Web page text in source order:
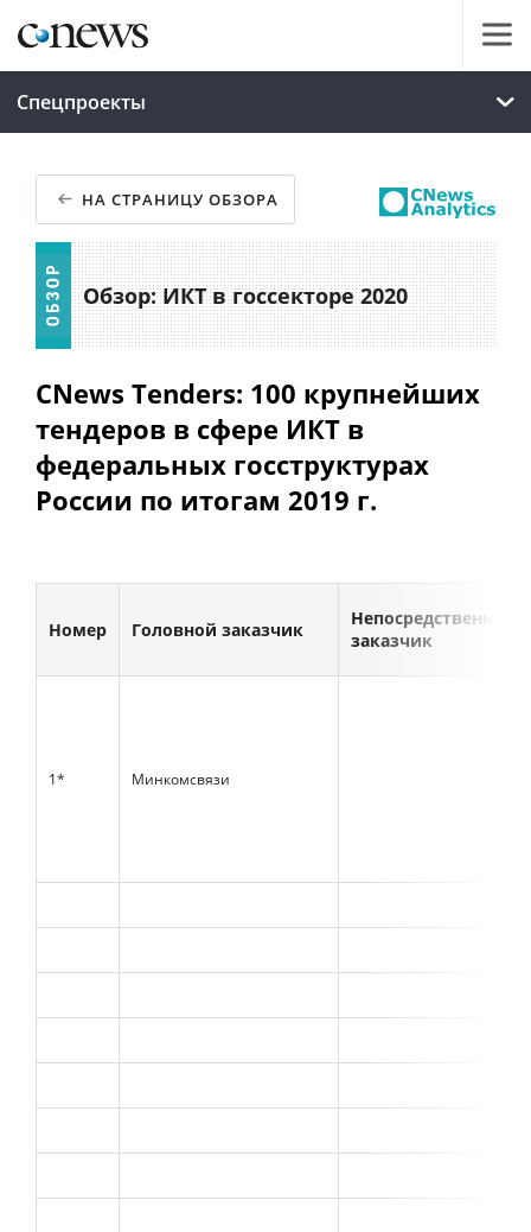
Спецпроекты
НА СТРАНИЦУ ОБЗОРА
Обзор: ИКТ в госсекторе 2020
CNews Tenders: 100 крупнейших
тендеров в сфере ИКТ в
федеральных госструктурах
России по итогам 2019 г.
Номер Головной заказчик
Непосредственный
заказчик
1* Минкомсвязи